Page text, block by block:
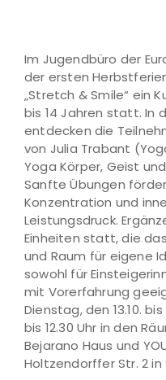
Im Jugendbüro der
der ersten
„Stretch & Smile“ ein
bis 14 Jahren statt. In
entdecken die
von Julia Trabant
Yoga Körper, Geist
Sanfte Übungen
Konzentration und
Leistungsdruck.
Einheiten statt, die
und Raum für eigene
sowohl für
mit Vorerfahrung
Dienstag, den 13.10.
bis 12.30 Uhr in den
Bejarano Haus und
Holtzendorffer Str. 2